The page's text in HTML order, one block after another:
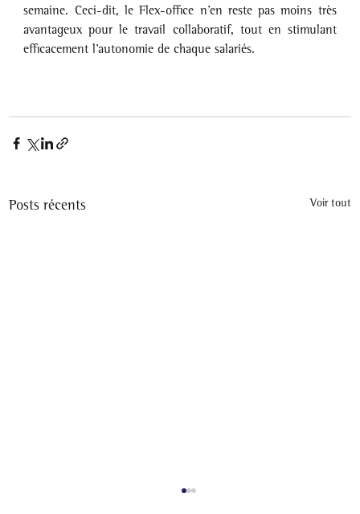
semaine. Ceci-dit, le Flex-office n’en reste pas moins très
avantageux pour le travail collaboratif, tout en stimulant
efficacement l’autonomie de chaque salariés.
Posts récents Voir tout